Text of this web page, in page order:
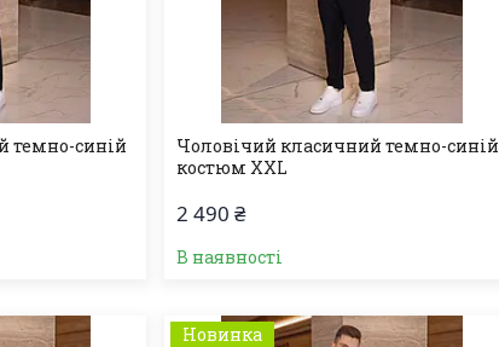
темно-синій
Чоловічий класичний темно-синій
костюм XXL
2 490 ₴
В наявності
Новинка